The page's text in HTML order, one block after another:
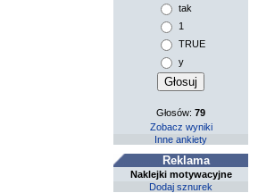
tak
1
TRUE
y
Głosów:79
Zobacz wyniki
Inne ankiety
Reklama
Naklejki motywacyjne
Dodaj sznurek